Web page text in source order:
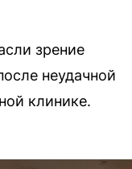
зрение
неудачной
клинике.